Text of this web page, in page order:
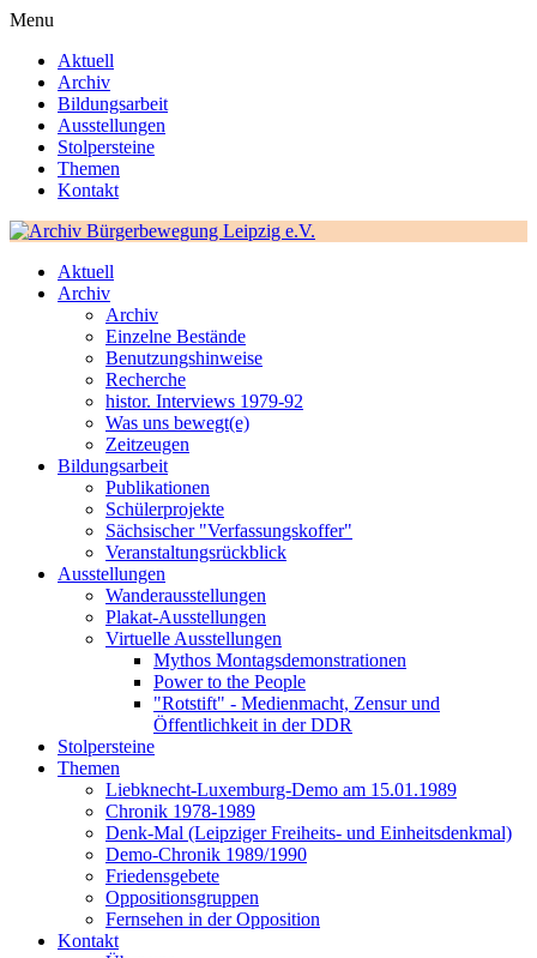
Menu
Aktuell
Archiv
Bildungsarbeit
Ausstellungen
Stolpersteine
Themen
Kontakt
Aktuell
Archiv
Archiv
Einzelne Bestände
Benutzungshinweise
Recherche
histor. Interviews 1979-92
Was uns bewegt(e)
Zeitzeugen
Bildungsarbeit
Publikationen
Schülerprojekte
Sächsischer "Verfassungskoffer"
Veranstaltungsrückblick
Ausstellungen
Wanderausstellungen
Plakat-Ausstellungen
Virtuelle Ausstellungen
Mythos Montagsdemonstrationen
Power to the People
"Rotstift" - Medienmacht, Zensur und
Öffentlichkeit in der DDR
Stolpersteine
Themen
Liebknecht-Luxemburg-Demo am 15.01.1989
Chronik 1978-1989
Denk-Mal (Leipziger Freiheits- und Einheitsdenkmal)
Demo-Chronik 1989/1990
Friedensgebete
Oppositionsgruppen
Fernsehen in der Opposition
Kontakt